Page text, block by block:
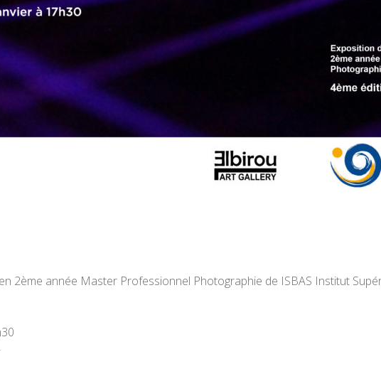
2ème année Master Professionnel Photographie de ISBAS Institut